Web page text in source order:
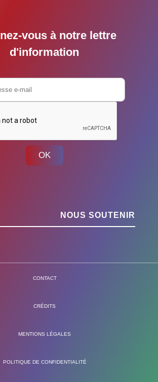
vous à notre lettre
d'information
OK
NOUS SOUTENIR
CONTACT
CRÉDITS
MENTIONS LÉGALES
POLITIQUE DE CONFIDENTIALITÉ